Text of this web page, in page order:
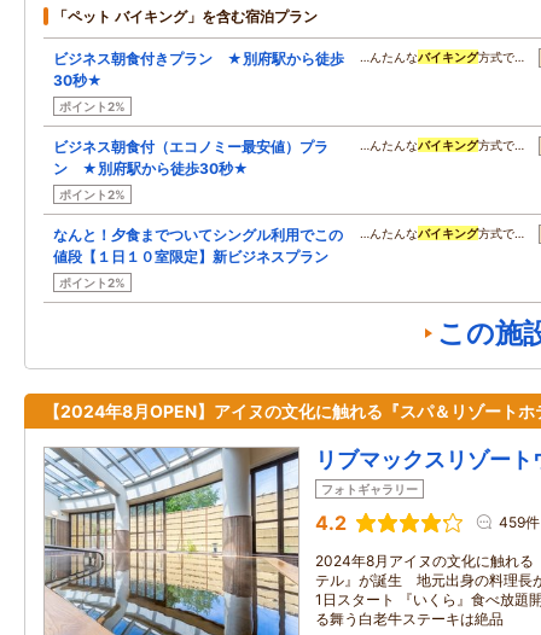
「ペット バイキング」を含む宿泊プラン
ビジネス朝食付きプラン ★別府駅から徒歩
30秒★
ポイント2%
…んたんなバイキング方式で…
ビジネス朝食付（エコノミー最安値）プラ
ン ★別府駅から徒歩30秒★
ポイント2%
…んたんなバイキング方式で…
なんと！夕食までついてシングル利用でこの
値段【１日１０室限定】新ビジネスプラン
ポイント2%
…んたんなバイキング方式で…
この施
【2024年8月OPEN】アイヌの文化に触れる『スパ＆リゾートホ
リブマックスリゾー
フォトギャラリー
4.2 459件
2024年8月アイヌの文化に触れる
テル』が誕生 地元出身の料理長
1日スタート 『いくら』食べ放題
る舞う白老牛ステーキは絶品